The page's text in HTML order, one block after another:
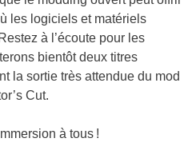
les logiciels et matériels
à l’écoute pour les
bientôt deux titres
la sortie très attendue du mod
Cut.
à tous !